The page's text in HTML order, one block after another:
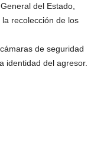
del Estado,
recolección de los
de seguridad
identidad del agresor.